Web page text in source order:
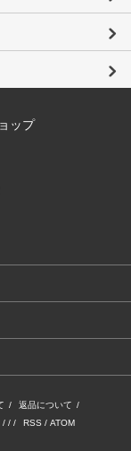
ップ
/ 返品について /
/ / / RSS / ATOM